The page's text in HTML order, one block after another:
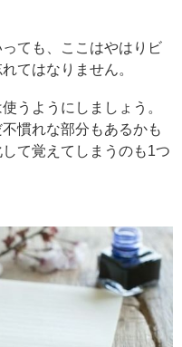
ても、ここはやはりビ
てはなりません。
使うようにしましょう。
慣れな部分もあるかも
て覚えてしまうのも1つ